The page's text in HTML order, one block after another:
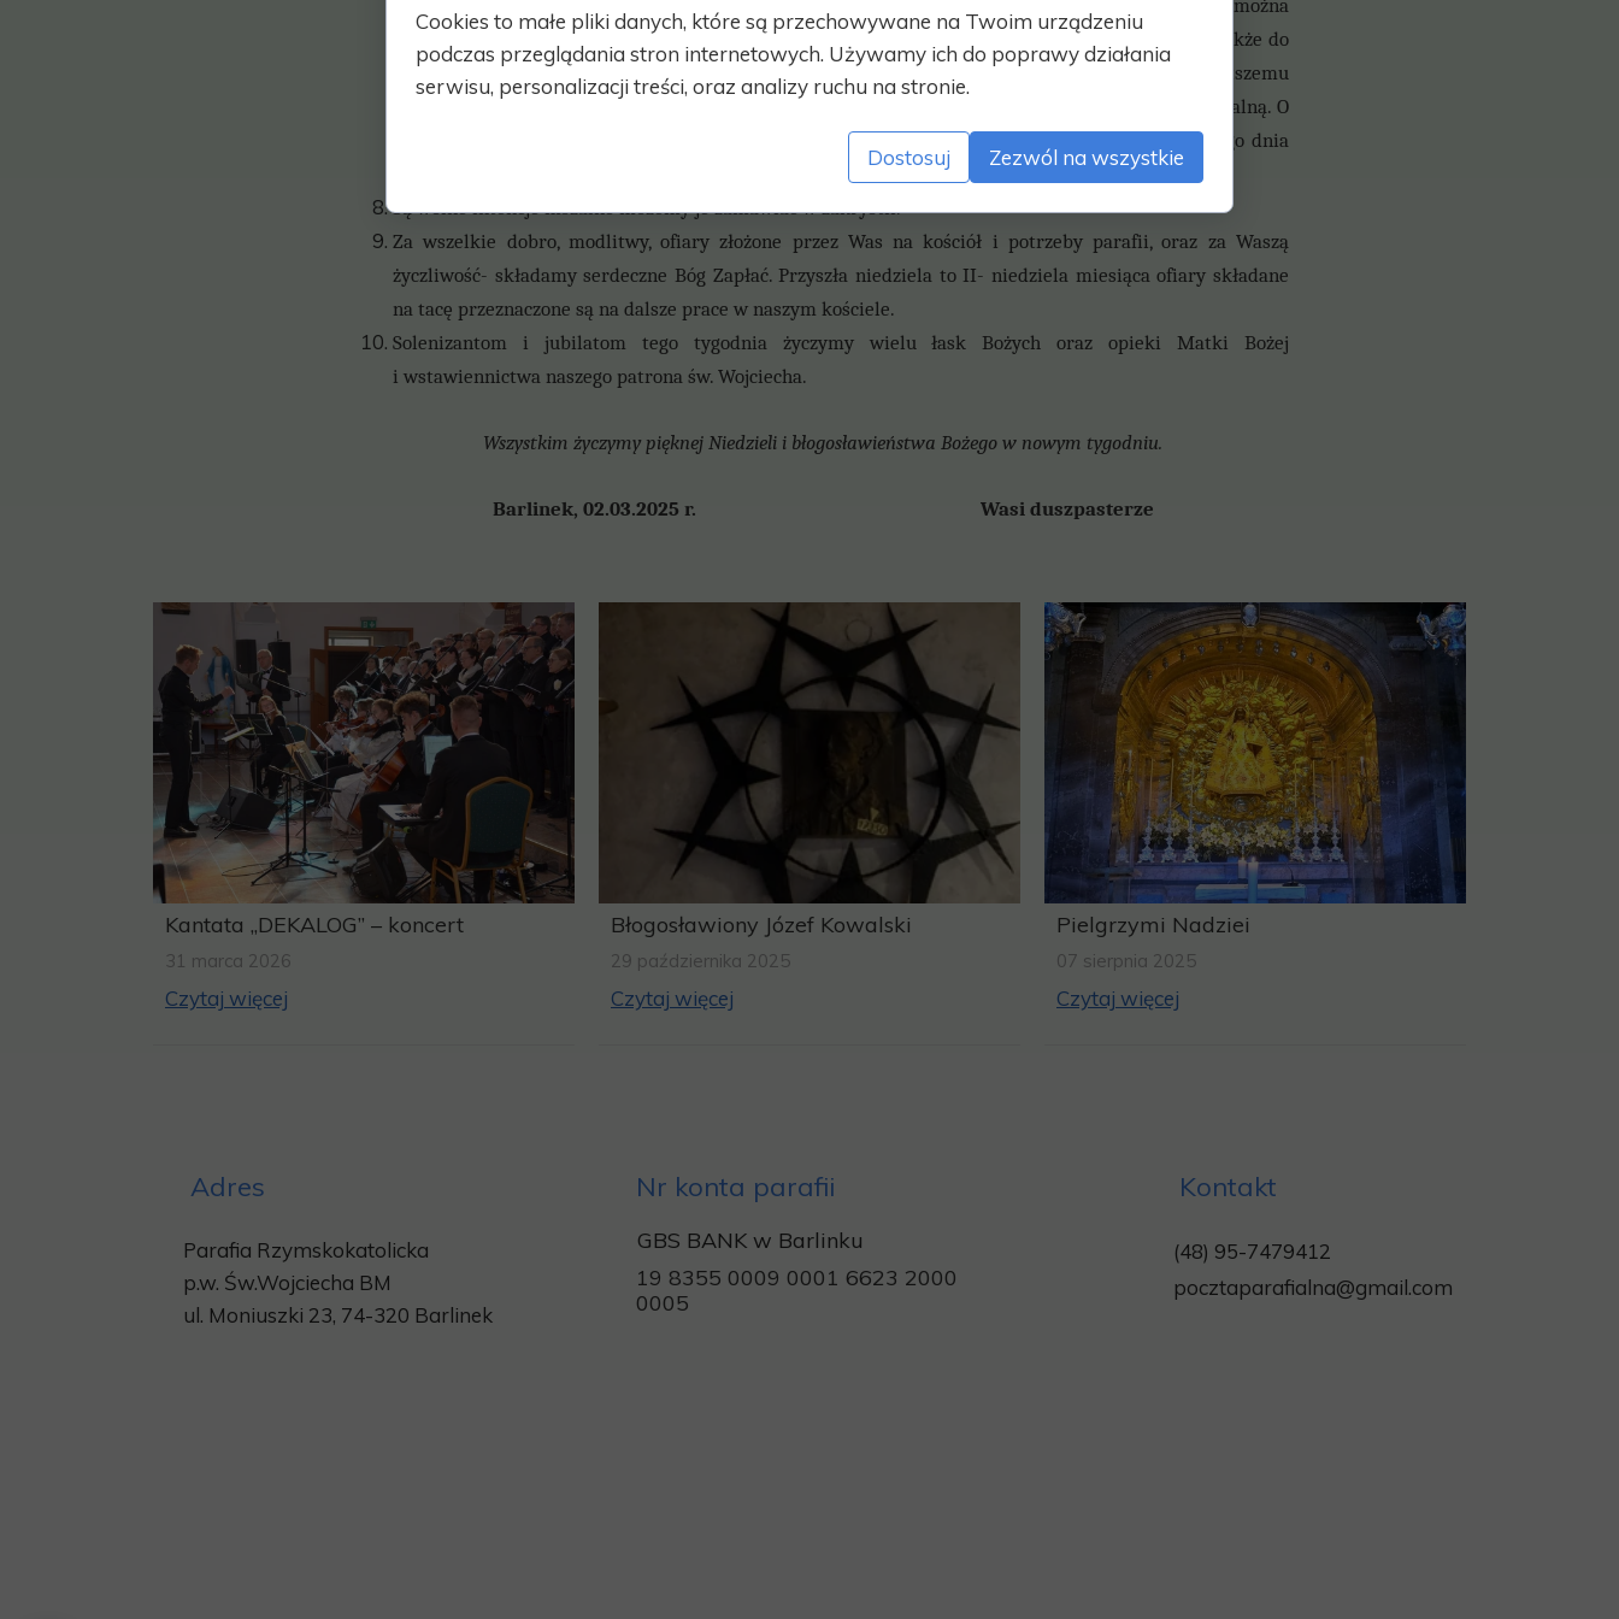
całego świata. Z sakramentu pokuty w pierwszy piątek miesiąca w naszym kościele będzie można
skorzystać od godz.17:30. Wszystkich parafian zachęcam do pojednania się z Bogiem i braćmi, a
także do
licznego udziału w I-piątkowym nabożeństwie oraz we Mszy Świętej wynagradzającej Najświętszemu
Sercu Pana Jezusa o godz.18:00. W I-piątek od godz. 9:00 odwiedzimy chorych z
posługą sakramentalną. O
godz.17:30 wystawienie Najświętszego Sakramentu, Koronka, a po nich nabożeństwo do NSPJ. Tego dnia
zapraszamy również o godz. 20.00 na nabożeństwo Uwielbienia z
racji I-piątku miesiąca.
Są wolne intencje mszalne możemy je zamawiać w zakrystii.
Za wszelkie dobro, modlitwy, ofiary złożone przez Was na kościół i potrzeby parafii, oraz za Waszą
życzliwość- składamy serdeczne Bóg Zapłać. Przyszła niedziela to II- niedziela miesiąca ofiary składane
na tacę przeznaczone są na dalsze prace w naszym kościele.
Solenizantom i jubilatom tego tygodnia życzymy wielu łask Bożych oraz opieki Matki Bożej
i wstawiennictwa naszego patrona św. Wojciecha.
Wszystkim życzymy pięknej Niedzieli i błogosławieństwa Bożego w nowym tygodniu.
Barlinek, 02.03.2025 r. Wasi duszpasterze
Kantata „DEKALOG” – koncert
31 marca 2026
Czytaj więcej
Błogosławiony Józef Kowalski
29 października 2025
Czytaj więcej
Pielgrzymi Nadziei
07 sierpnia 2025
Czytaj więcej
Adres Kontakt
Parafia Rzymskokatolicka
p.w. Św.Wojciecha BM
ul. Moniuszki 23, 74-320 Barlinek
(48) 95-7479412
pocztaparafialna@gmail.com
Nr konta parafii
GBS BANK w Barlinku
19 8355 0009 0001 6623 2000
0005
Cookies to małe pliki danych, które są przechowywane na Twoim urządzeniu
podczas przeglądania stron internetowych. Używamy ich do poprawy działania
serwisu, personalizacji treści, oraz analizy ruchu na stronie.
Dostosuj Zezwól na wszystkie